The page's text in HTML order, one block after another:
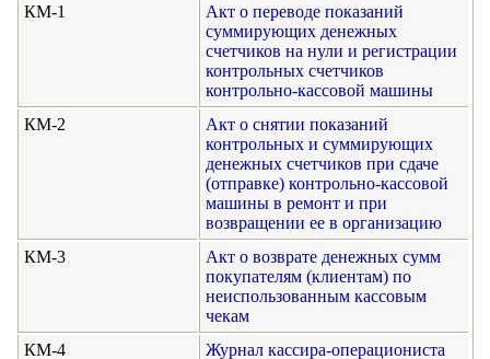
КМ-1
Акт о переводе показаний
суммирующих денежных
счетчиков на нули и регистрации
контрольных счетчиков
контрольно-кассовой машины
КМ-2
Акт о снятии показаний
контрольных и суммирующих
денежных счетчиков при сдаче
(отправке) контрольно-кассовой
машины в ремонт и при
возвращении ее в организацию
КМ-3
Акт о возврате денежных сумм
покупателям (клиентам) по
неиспользованным кассовым
чекам
КМ-4
Журнал кассира-операциониста